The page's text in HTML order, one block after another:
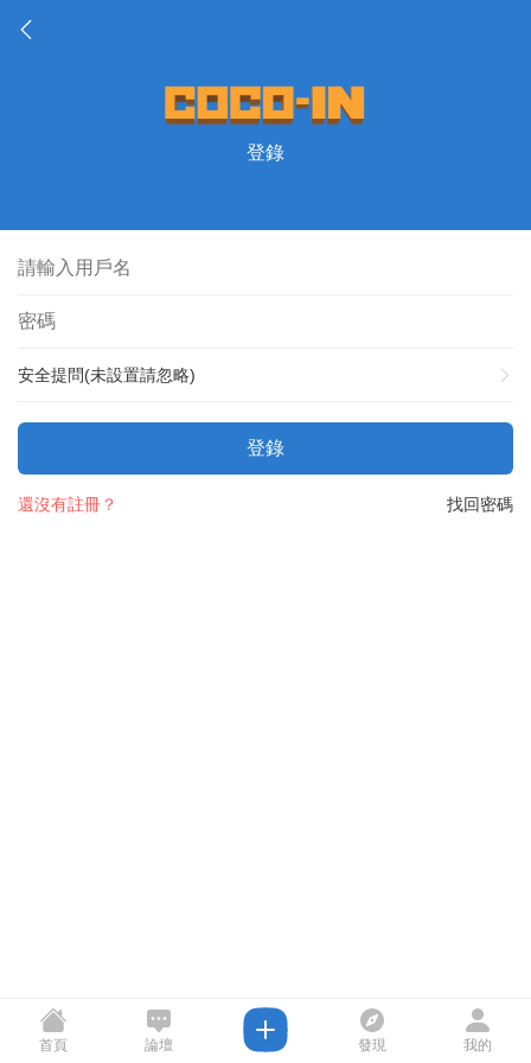
登錄
安全提問(未設置請忽略)
登錄
找回密碼
還沒有註冊？
首頁 論壇 發現 我的